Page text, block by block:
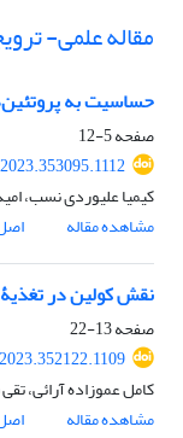
مقاله علمی-
حساسیت به
صفحه5-12
کیمیا علیوردی نسب،
مشاهده مقاله
نقش کولین در
صفحه13-22
کامل عموزاده آرائی،
مشاهده مقاله